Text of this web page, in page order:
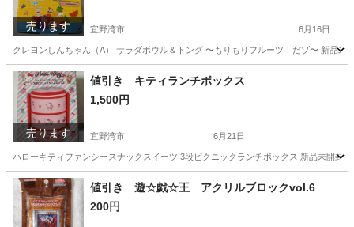
売ります 宜野湾市 6月16日
クレヨンしんちゃん（A） サラダボウル＆トング 〜もりもりフルーツ！だゾ〜 新品未
沖縄 宜野湾市 食器 クレヨンしんちゃん
売ります
値引き キティランチボックス
1,500円
宜野湾市 6月21日
ハローキティファンシースナックスイーツ 3段ピクニックランチボックス 新品未開封
沖縄 宜野湾市 食器 キティ
値引き 遊☆戯☆王 アクリルブロックvol.6
200円